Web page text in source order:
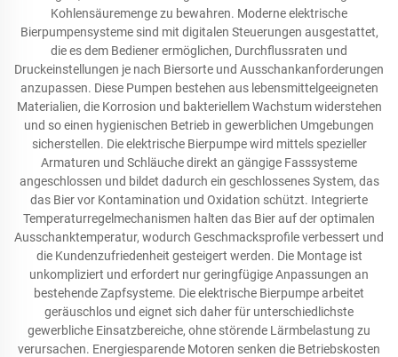
Kohlensäuremenge zu bewahren. Moderne elektrische
Bierpumpensysteme sind mit digitalen Steuerungen ausgestattet,
die es dem Bediener ermöglichen, Durchflussraten und
Druckeinstellungen je nach Biersorte und Ausschankanforderungen
anzupassen. Diese Pumpen bestehen aus lebensmittelgeeigneten
Materialien, die Korrosion und bakteriellem Wachstum widerstehen
und so einen hygienischen Betrieb in gewerblichen Umgebungen
sicherstellen. Die elektrische Bierpumpe wird mittels spezieller
Armaturen und Schläuche direkt an gängige Fasssysteme
angeschlossen und bildet dadurch ein geschlossenes System, das
das Bier vor Kontamination und Oxidation schützt. Integrierte
Temperaturregelmechanismen halten das Bier auf der optimalen
Ausschanktemperatur, wodurch Geschmacksprofile verbessert und
die Kundenzufriedenheit gesteigert werden. Die Montage ist
unkompliziert und erfordert nur geringfügige Anpassungen an
bestehende Zapfsysteme. Die elektrische Bierpumpe arbeitet
geräuschlos und eignet sich daher für unterschiedlichste
gewerbliche Einsatzbereiche, ohne störende Lärmbelastung zu
verursachen. Energiesparende Motoren senken die Betriebskosten